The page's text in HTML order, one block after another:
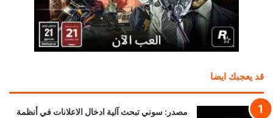
قد يعجبك ايضا
مصدر: سوني تبحث آلية ادخال الاعلانات في أنظمة